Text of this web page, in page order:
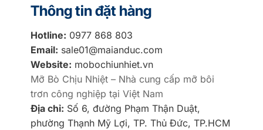
Thông tin đặt hàng
Hotline: 0977 868 803
Email: sale01@maianduc.com
Website: mobochiunhiet.vn
Mỡ Bò Chịu Nhiệt – Nhà cung cấp mỡ bôi
trơn công nghiệp tại Việt Nam
Địa chỉ: Số 6, đường Phạm Thận Duật,
phường Thạnh Mỹ Lợi, TP. Thủ Đức, TP.HCM